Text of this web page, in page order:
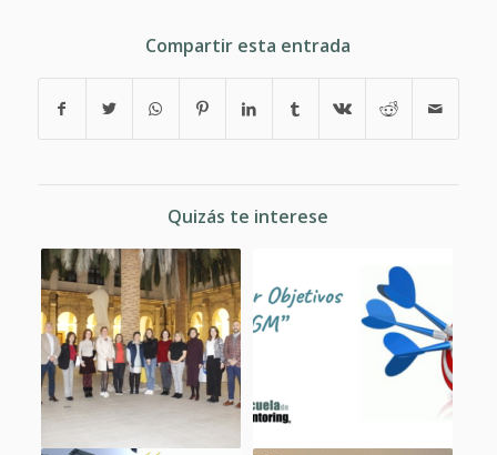
Compartir esta entrada
Quizás te interese